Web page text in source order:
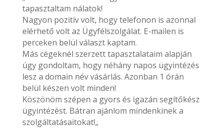
tapasztaltam nálatok!
Nagyon pozitív volt, hogy telefonon is azonnal
elérhető volt az Ügyfélszolgálat. E-mailen is
perceken belül választ kaptam.
Más cégeknél szerzett tapasztalataim alapján
úgy gondoltam, hogy néhány napos ügyintézés
lesz a domain név vásárlás. Azonban 1 órán
belül készen volt minden!
Köszönöm szépen a gyors és igazán segítőkész
ügyintézést. Bátran ajánlom mindenkinek a
szolgáltatásaitokat!„